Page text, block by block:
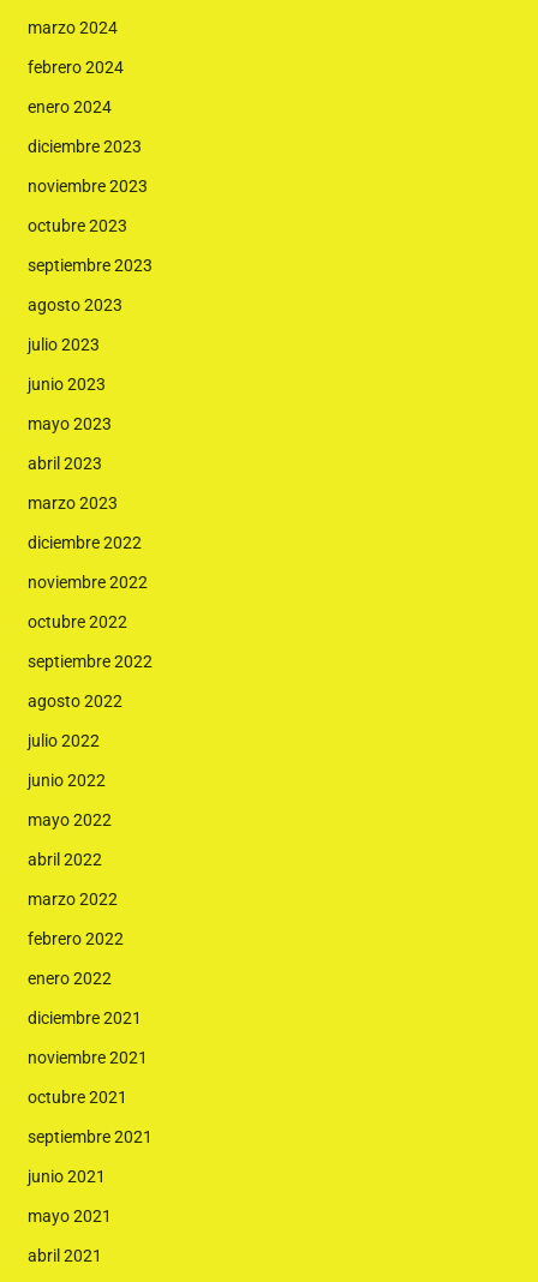
marzo 2024
febrero 2024
enero 2024
diciembre 2023
noviembre 2023
octubre 2023
septiembre 2023
agosto 2023
julio 2023
junio 2023
mayo 2023
abril 2023
marzo 2023
diciembre 2022
noviembre 2022
octubre 2022
septiembre 2022
agosto 2022
julio 2022
junio 2022
mayo 2022
abril 2022
marzo 2022
febrero 2022
enero 2022
diciembre 2021
noviembre 2021
octubre 2021
septiembre 2021
junio 2021
mayo 2021
abril 2021